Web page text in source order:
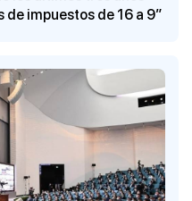
impuestos de 16 a 9”